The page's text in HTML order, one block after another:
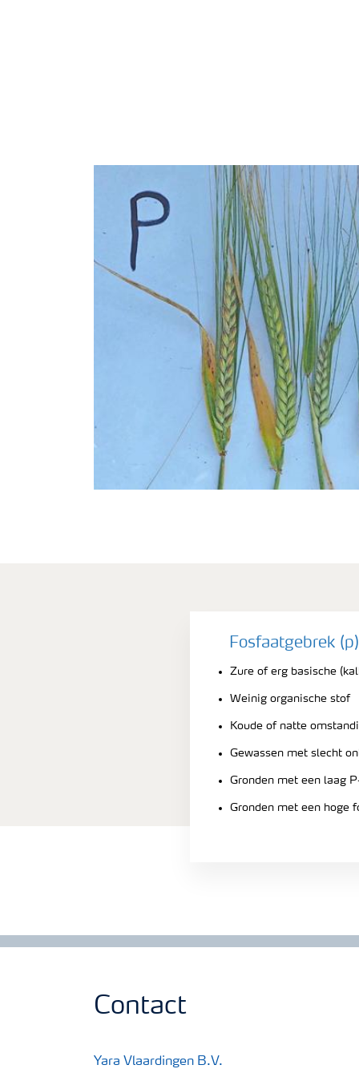
Fosfaatgebrek
Zure of erg basische
Weinig organische stof
Koude of natte
Gewassen met slecht
Gronden met een laag
Gronden met een hoge
Contact
Yara Vlaardingen B.V.